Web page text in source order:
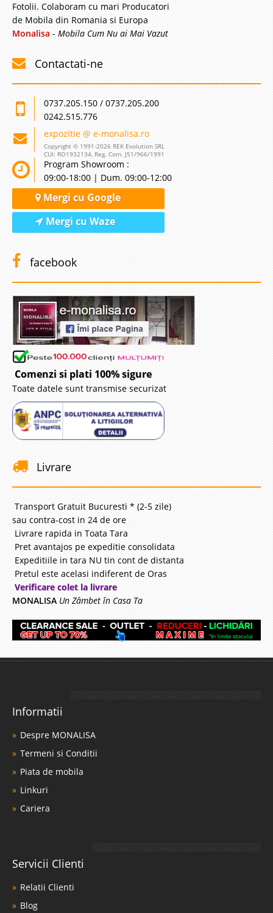
Fotolii. Colaboram cu mari Producatori
de Mobila din Romania si Europa
Monalisa - Mobila Cum Nu ai Mai Vazut
Contactati-ne
0737.205.150 / 0737.205.200
0242.515.776
expozitie @ e-monalisa.ro
Copyright © 1991-2026 REK Evolution SRL
CUI: RO1932134, Reg. Com. J51/966/1991
Program Showroom :
09:00-18:00 | Dum. 09:00-12:00
Mergi cu Google
Mergi cu Waze
facebook
Comenzi si plati 100% sigure
Toate datele sunt transmise securizat
Livrare
Transport Gratuit Bucuresti * (2-5 zile)
sau contra-cost in 24 de ore
Livrare rapida in Toata Tara
Pret avantajos pe expeditie consolidata
Expeditiile in tara NU tin cont de distanta
Pretul este acelasi indiferent de Oras
Verificare colet la livrare
MONALISA Un Zâmbet în Casa Ta
Informatii
Despre MONALISA
Termeni si Conditii
Piata de mobila
Linkuri
Cariera
Servicii Clienti
Relatii Clienti
Blog